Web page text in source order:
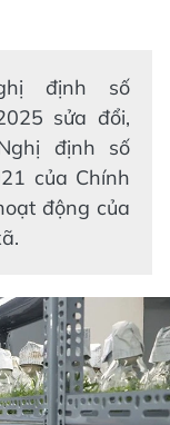
định số
sửa đổi,
định số
của Chính
động của